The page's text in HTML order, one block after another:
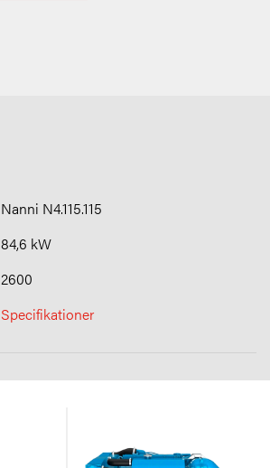
Nanni N4.115.115
84,6 kW
2600
Specifikationer